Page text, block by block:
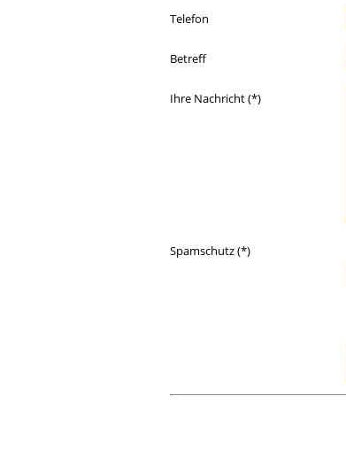
Telefon
Betreff
Ihre Nachricht (*)
Spamschutz (*)